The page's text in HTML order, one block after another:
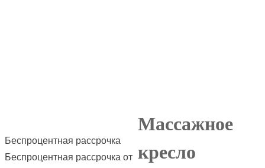
Массажное
кресло
Беспроцентная рассрочка
Беспроцентная рассрочка от